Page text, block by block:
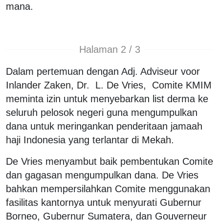
mana.
Halaman 2 / 3
Dalam pertemuan dengan Adj. Adviseur voor
Inlander Zaken, Dr. L. De Vries, Comite KMIM
meminta izin untuk menyebarkan list derma ke
seluruh pelosok negeri guna mengumpulkan
dana untuk meringankan penderitaan jamaah
haji Indonesia yang terlantar di Mekah.
De Vries menyambut baik pembentukan Comite
dan gagasan mengumpulkan dana. De Vries
bahkan mempersilahkan Comite menggunakan
fasilitas kantornya untuk menyurati Gubernur
Borneo, Gubernur Sumatera, dan Gouverneur